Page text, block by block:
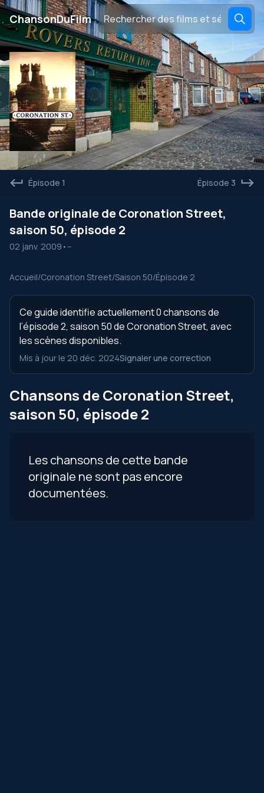
ChansonDuFilm․
Épisode 1 Épisode 3
Bande originale de Coronation Street,
saison 50, épisode 2
02 janv. 2009 • --
Accueil/Coronation Street/Saison 50/Épisode 2
Ce guide identifie actuellement 0 chansons de
l’épisode 2, saison 50 de Coronation Street, avec
les scènes disponibles.
Mis à jour le 20 déc. 2024Signaler une correction
Chansons de Coronation Street,
saison 50, épisode 2
Les chansons de cette bande
originale ne sont pas encore
documentées.